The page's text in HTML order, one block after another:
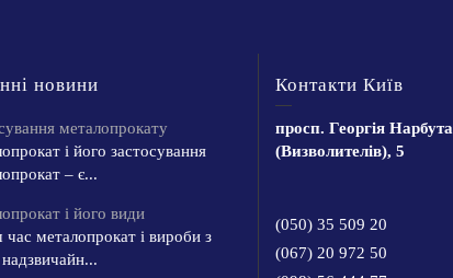
новини
металопрокату
і його застосування
– є...
і його види
металопрокат і вироби з
Контакти Київ
просп. Георгія Нарбута
(Визволителів), 5
(050) 35 509 20
(067) 20 972 50